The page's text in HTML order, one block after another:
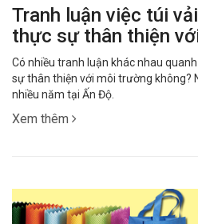
Tranh luận việc túi
thực sự thân thiện
Có nhiều tranh luận khác nhau
sự thân thiện với môi trường không?
nhiều năm tại Ấn Độ.
Xem thêm